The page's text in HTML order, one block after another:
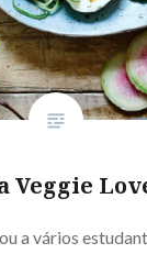
Veggie
a vários